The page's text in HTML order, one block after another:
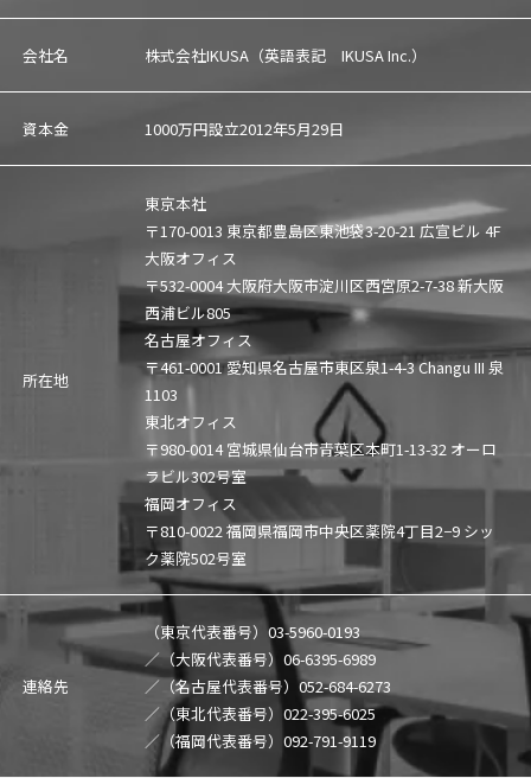
会社名 株式会社IKUSA（英語表記 IKUSA Inc.）
資本金 1000万円設立2012年5月29日
所在地
東京本社
〒170-0013 東京都豊島区東池袋3-20-21 広宣ビル 4F
大阪オフィス
〒532-0004 大阪府大阪市淀川区西宮原2-7-38 新大阪
西浦ビル805
名古屋オフィス
〒461-0001 愛知県名古屋市東区泉1-4-3 Changu III 泉
1103
東北オフィス
〒980-0014 宮城県仙台市青葉区本町1-13-32 オーロ
ラビル302号室
福岡オフィス
〒810-0022 福岡県福岡市中央区薬院4丁目2−9 シッ
ク薬院502号室
連絡先
（東京代表番号）03-5960-0193
／（大阪代表番号） 06-6395-6989
／（名古屋代表番号）052-684-6273
／（東北代表番号） 022-395-6025
／（福岡代表番号） 092-791-9119